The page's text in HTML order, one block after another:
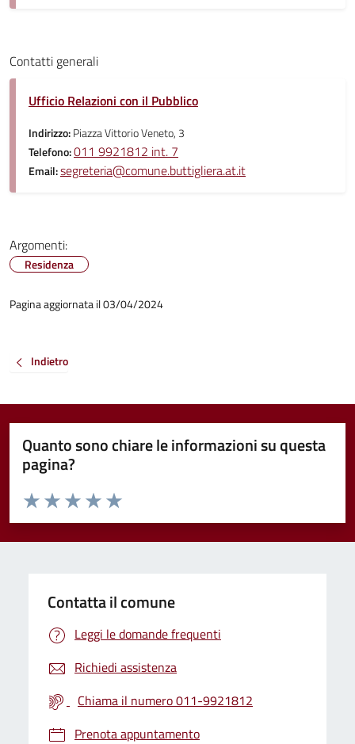
Contatti generali
Ufficio Relazioni con il Pubblico
Indirizzo:Piazza Vittorio Veneto, 3
Telefono:011 9921812 int. 7
Email:segreteria@comune.buttigliera.at.it
Argomenti:
Residenza
Pagina aggiornata il 03/04/2024
Indietro
Quanto sono chiare le informazioni su questa
pagina?
Valuta da 1 a 5 stelle la pagina
Valuta 5 stelle su 5
Valuta 4 stelle su 5
Valuta 3 stelle su 5
Valuta 2 stelle su 5
Valuta 1 stelle su 5
Contatta il comune
Leggi le domande frequenti
Richiedi assistenza
Chiama il numero 011-9921812
Prenota appuntamento